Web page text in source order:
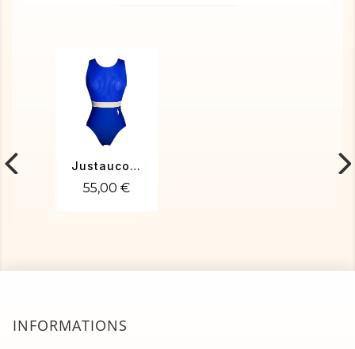
Justaucorps de gym PENELOPE-01
55,00 €
INFORMATIONS